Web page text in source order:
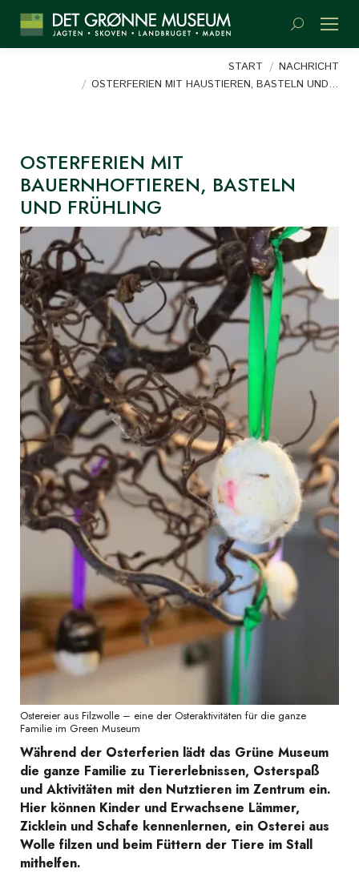
Suchen:
START
NACHRICHT
OSTERFERIEN MIT HAUSTIEREN, BASTELN UND…
OSTERFERIEN MIT
BAUERNHOFTIEREN, BASTELN
UND FRÜHLING
Ostereier aus Filzwolle – eine der Osteraktivitäten für die ganze
Familie im Green Museum
Während der Osterferien lädt das Grüne Museum
die ganze Familie zu Tiererlebnissen, Osterspaß
und Aktivitäten mit den Nutztieren im Zentrum ein.
Hier können Kinder und Erwachsene Lämmer,
Zicklein und Schafe kennenlernen, ein Osterei aus
Wolle filzen und beim Füttern der Tiere im Stall
mithelfen.